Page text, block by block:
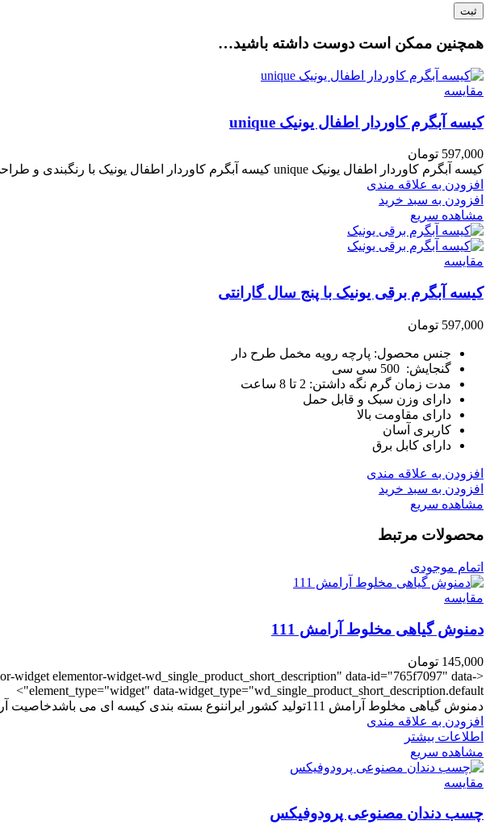
همچنین ممکن است دوست داشته باشید…
مقایسه
کیسه آبگرم کاوردار اطفال یونیک unique
597,000 تومان
کیسه آبگرم کاوردار اطفال یونیک unique کیسه آبگرم کاوردار اطفال یونیک با رنگبندی و طراحی زیبا تولید کشور ایران است.
افزودن به علاقه مندی
افزودن به سبد خرید
مشاهده سریع
مقایسه
کیسه آبگرم برقی یونیک با پنج سال گارانتی
597,000 تومان
جنس محصول: پارچه رویه مخمل طرح دار
گنجایش: 500 سی سی
مدت زمان گرم نگه داشتن: 2 تا 8 ساعت
دارای وزن سبک و قابل حمل
دارای مقاومت بالا
کاربری آسان
دارای کابل برق
افزودن به علاقه مندی
افزودن به سبد خرید
مشاهده سریع
محصولات مرتبط
اتمام موجودی
مقایسه
دمنوش گیاهی مخلوط آرامش 111
145,000 تومان
widget elementor-widget-wd_single_product_short_description" data-id="765f7097" data-
element_type="widget" data-widget_type="wd_single_product_short_description.default">
دمنوش گیاهی مخلوط آرامش 111تولید کشور ایراننوع بسته بندی کیسه ای می باشدخاصیت آرامش بخش و طعم خوشی دارد
افزودن به علاقه مندی
اطلاعات بیشتر
مشاهده سریع
مقایسه
چسب دندان مصنوعی پرودوفیکس